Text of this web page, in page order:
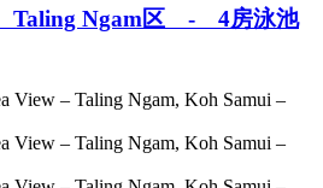
Ngam区 - 4房泳池